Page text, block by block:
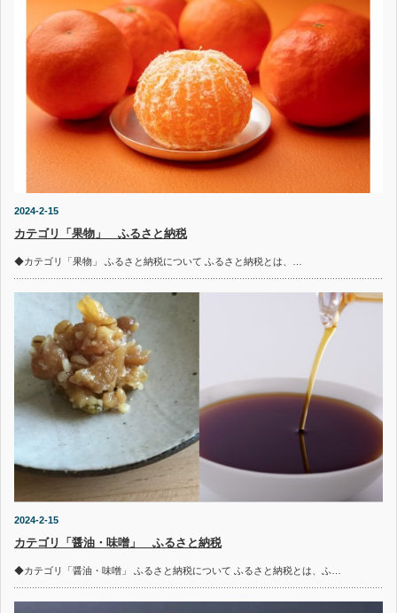
2024-2-15
カテゴリ「果物」 ふるさと納税
◆カテゴリ「果物」 ふるさと納税について ふるさと納税とは、…
2024-2-15
カテゴリ「醤油・味噌」 ふるさと納税
◆カテゴリ「醤油・味噌」 ふるさと納税について ふるさと納税とは、ふ…